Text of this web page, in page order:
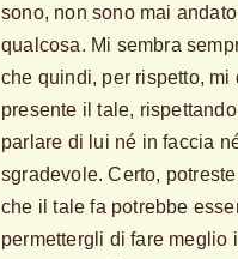
sono, non sono mai
qualcosa. Mi sembra
che quindi, per rispetto,
presente il tale,
parlare di lui né in faccia
sgradevole. Certo,
che il tale fa potrebbe
permettergli di fare meglio